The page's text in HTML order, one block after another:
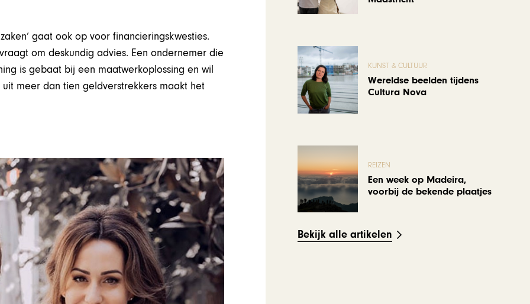
gaat ook op voor financieringskwesties.
om deskundig advies. Een ondernemer die
is gebaat bij een maatwerkoplossing en wil
meer dan tien geldverstrekkers maakt het
KUNST & CULTUUR
Wereldse beelden tijdens
Cultura Nova
REIZEN
Een week op Madeira,
voorbij de bekende plaatjes
Bekijk alle artikelen